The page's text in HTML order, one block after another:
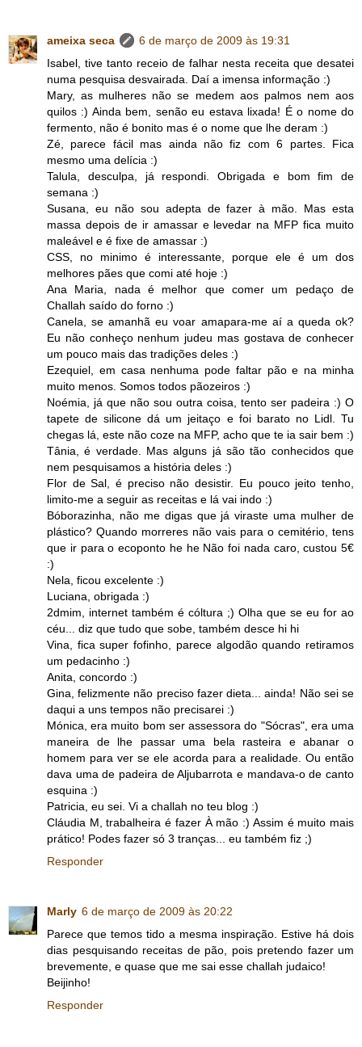
ameixa seca
6 de março de 2009 às 19:31
Isabel, tive tanto receio de falhar nesta receita que desatei
numa pesquisa desvairada. Daí a imensa informação :)
Mary, as mulheres não se medem aos palmos nem aos
quilos :) Ainda bem, senão eu estava lixada! É o nome do
fermento, não é bonito mas é o nome que lhe deram :)
Zé, parece fácil mas ainda não fiz com 6 partes. Fica
mesmo uma delícia :)
Talula, desculpa, já respondi. Obrigada e bom fim de
semana :)
Susana, eu não sou adepta de fazer à mão. Mas esta
massa depois de ir amassar e levedar na MFP fica muito
maleável e é fixe de amassar :)
CSS, no minimo é interessante, porque ele é um dos
melhores pães que comi até hoje :)
Ana Maria, nada é melhor que comer um pedaço de
Challah saído do forno :)
Canela, se amanhã eu voar amapara-me aí a queda ok?
Eu não conheço nenhum judeu mas gostava de conhecer
um pouco mais das tradições deles :)
Ezequiel, em casa nenhuma pode faltar pão e na minha
muito menos. Somos todos pãozeiros :)
Noémia, já que não sou outra coisa, tento ser padeira :) O
tapete de silicone dá um jeitaço e foi barato no Lidl. Tu
chegas lá, este não coze na MFP, acho que te ia sair bem :)
Tânia, é verdade. Mas alguns já são tão conhecidos que
nem pesquisamos a história deles :)
Flor de Sal, é preciso não desistir. Eu pouco jeito tenho,
limito-me a seguir as receitas e lá vai indo :)
Bóborazinha, não me digas que já viraste uma mulher de
plástico? Quando morreres não vais para o cemitério, tens
que ir para o ecoponto he he Não foi nada caro, custou 5€
:)
Nela, ficou excelente :)
Luciana, obrigada :)
2dmim, internet também é cóltura ;) Olha que se eu for ao
céu... diz que tudo que sobe, também desce hi hi
Vina, fica super fofinho, parece algodão quando retiramos
um pedacinho :)
Anita, concordo :)
Gina, felizmente não preciso fazer dieta... ainda! Não sei se
daqui a uns tempos não precisarei :)
Mónica, era muito bom ser assessora do "Sócras", era uma
maneira de lhe passar uma bela rasteira e abanar o
homem para ver se ele acorda para a realidade. Ou então
dava uma de padeira de Aljubarrota e mandava-o de canto
esquina :)
Patricia, eu sei. Vi a challah no teu blog :)
Cláudia M, trabalheira é fazer À mão :) Assim é muito mais
prático! Podes fazer só 3 tranças... eu também fiz ;)
Responder
Marly 6 de março de 2009 às 20:22
Parece que temos tido a mesma inspiração. Estive há dois
dias pesquisando receitas de pão, pois pretendo fazer um
brevemente, e quase que me sai esse challah judaico!
Beijinho!
Responder